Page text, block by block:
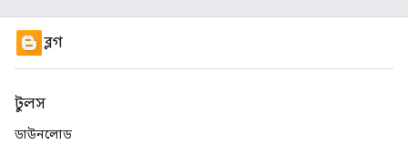
ব্লগ
টুলস
ডাউনলোড